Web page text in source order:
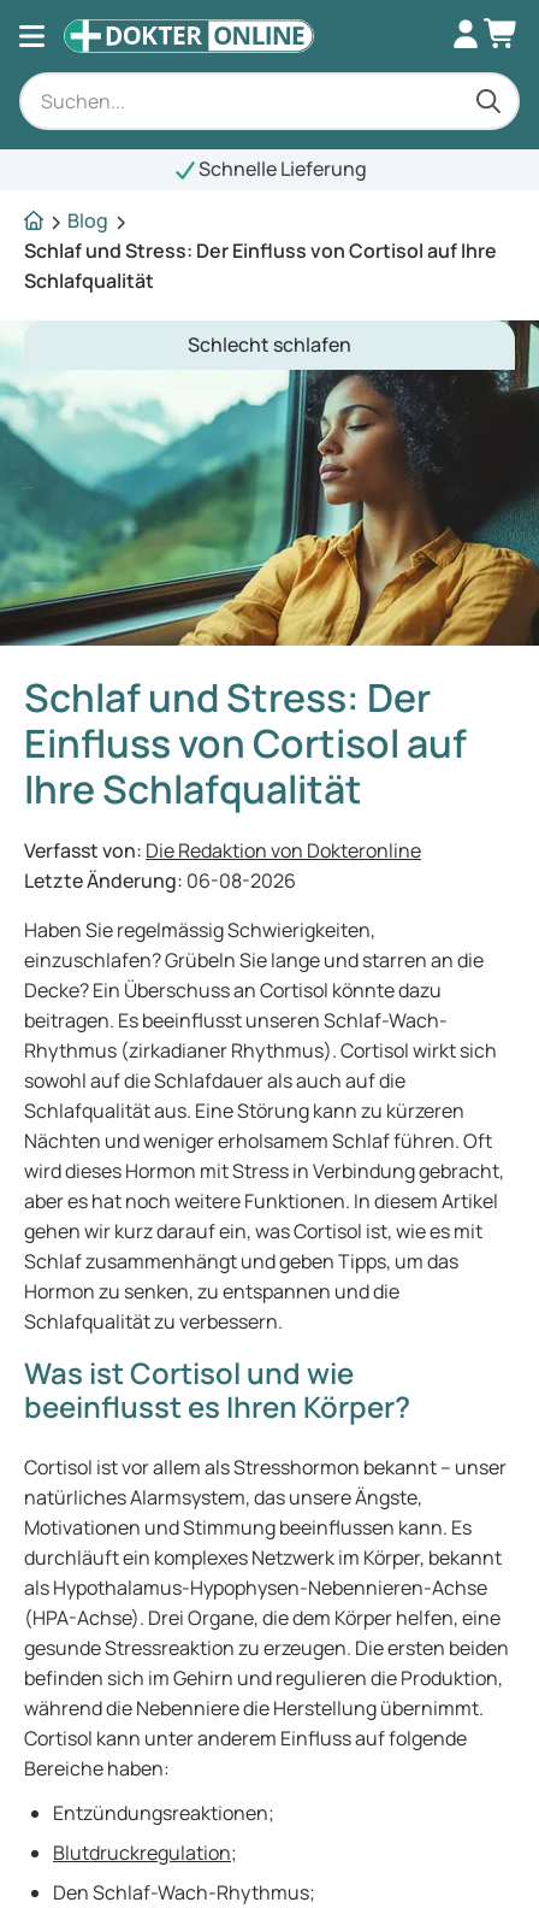
Schnelle Lieferung
Blog
Schlaf und Stress: Der Einfluss von Cortisol auf Ihre
Schlafqualität
Schlecht schlafen
Schlaf und Stress: Der
Einfluss von Cortisol auf
Ihre Schlafqualität
Verfasst von: Die Redaktion von Dokteronline
Letzte Änderung: 06-08-2026
Haben Sie regelmässig Schwierigkeiten,
einzuschlafen? Grübeln Sie lange und starren an die
Decke? Ein Überschuss an Cortisol könnte dazu
beitragen. Es beeinflusst unseren Schlaf-Wach-
Rhythmus (zirkadianer Rhythmus). Cortisol wirkt sich
sowohl auf die Schlafdauer als auch auf die
Schlafqualität aus. Eine Störung kann zu kürzeren
Nächten und weniger erholsamem Schlaf führen. Oft
wird dieses Hormon mit Stress in Verbindung gebracht,
aber es hat noch weitere Funktionen. In diesem Artikel
gehen wir kurz darauf ein, was Cortisol ist, wie es mit
Schlaf zusammenhängt und geben Tipps, um das
Hormon zu senken, zu entspannen und die
Schlafqualität zu verbessern.
Was ist Cortisol und wie
beeinflusst es Ihren Körper?
Cortisol ist vor allem als Stresshormon bekannt – unser
natürliches Alarmsystem, das unsere Ängste,
Motivationen und Stimmung beeinflussen kann. Es
durchläuft ein komplexes Netzwerk im Körper, bekannt
als Hypothalamus-Hypophysen-Nebennieren-Achse
(HPA-Achse). Drei Organe, die dem Körper helfen, eine
gesunde Stressreaktion zu erzeugen. Die ersten beiden
befinden sich im Gehirn und regulieren die Produktion,
während die Nebenniere die Herstellung übernimmt.
Cortisol kann unter anderem Einfluss auf folgende
Bereiche haben:
Entzündungsreaktionen;
Blutdruckregulation;
Den Schlaf-Wach-Rhythmus;